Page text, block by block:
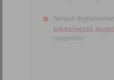
Senast
arkeologisk
rapporten